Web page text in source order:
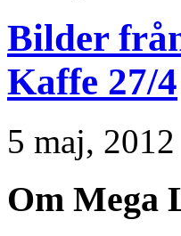
Bilder
Kaffe 27/4
5 maj, 2012
Om Mega